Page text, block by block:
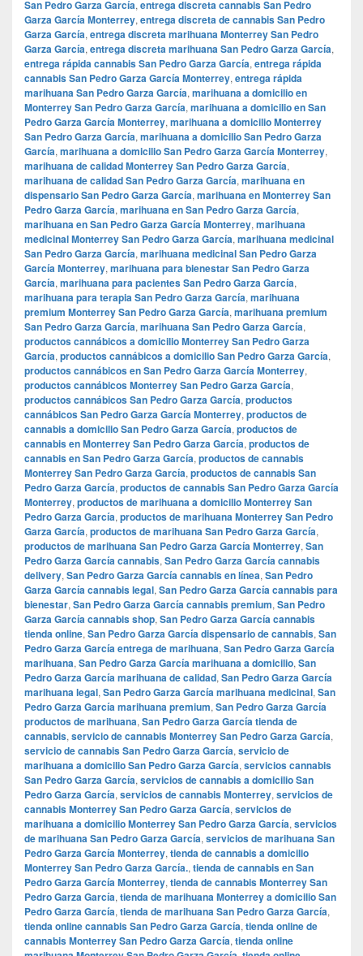
San Pedro Garza García, entrega discreta cannabis San Pedro
Garza García Monterrey, entrega discreta de cannabis San Pedro
Garza García, entrega discreta marihuana Monterrey San Pedro
Garza García, entrega discreta marihuana San Pedro Garza García,
entrega rápida cannabis San Pedro Garza García, entrega rápida
cannabis San Pedro Garza García Monterrey, entrega rápida
marihuana San Pedro Garza García, marihuana a domicilio en
Monterrey San Pedro Garza García, marihuana a domicilio en San
Pedro Garza García Monterrey, marihuana a domicilio Monterrey
San Pedro Garza García, marihuana a domicilio San Pedro Garza
García, marihuana a domicilio San Pedro Garza García Monterrey,
marihuana de calidad Monterrey San Pedro Garza García,
marihuana de calidad San Pedro Garza García, marihuana en
dispensario San Pedro Garza García, marihuana en Monterrey San
Pedro Garza García, marihuana en San Pedro Garza García,
marihuana en San Pedro Garza García Monterrey, marihuana
medicinal Monterrey San Pedro Garza García, marihuana medicinal
San Pedro Garza García, marihuana medicinal San Pedro Garza
García Monterrey, marihuana para bienestar San Pedro Garza
García, marihuana para pacientes San Pedro Garza García,
marihuana para terapia San Pedro Garza García, marihuana
premium Monterrey San Pedro Garza García, marihuana premium
San Pedro Garza García, marihuana San Pedro Garza García,
productos cannábicos a domicilio Monterrey San Pedro Garza
García, productos cannábicos a domicilio San Pedro Garza García,
productos cannábicos en San Pedro Garza García Monterrey,
productos cannábicos Monterrey San Pedro Garza García,
productos cannábicos San Pedro Garza García, productos
cannábicos San Pedro Garza García Monterrey, productos de
cannabis a domicilio San Pedro Garza García, productos de
cannabis en Monterrey San Pedro Garza García, productos de
cannabis en San Pedro Garza García, productos de cannabis
Monterrey San Pedro Garza García, productos de cannabis San
Pedro Garza García, productos de cannabis San Pedro Garza García
Monterrey, productos de marihuana a domicilio Monterrey San
Pedro Garza García, productos de marihuana Monterrey San Pedro
Garza García, productos de marihuana San Pedro Garza García,
productos de marihuana San Pedro Garza García Monterrey, San
Pedro Garza García cannabis, San Pedro Garza García cannabis
delivery, San Pedro Garza García cannabis en línea, San Pedro
Garza García cannabis legal, San Pedro Garza García cannabis para
bienestar, San Pedro Garza García cannabis premium, San Pedro
Garza García cannabis shop, San Pedro Garza García cannabis
tienda online, San Pedro Garza García dispensario de cannabis, San
Pedro Garza García entrega de marihuana, San Pedro Garza García
marihuana, San Pedro Garza García marihuana a domicilio, San
Pedro Garza García marihuana de calidad, San Pedro Garza García
marihuana legal, San Pedro Garza García marihuana medicinal, San
Pedro Garza García marihuana premium, San Pedro Garza García
productos de marihuana, San Pedro Garza García tienda de
cannabis, servicio de cannabis Monterrey San Pedro Garza García,
servicio de cannabis San Pedro Garza García, servicio de
marihuana a domicilio San Pedro Garza García, servicios cannabis
San Pedro Garza García, servicios de cannabis a domicilio San
Pedro Garza García, servicios de cannabis Monterrey, servicios de
cannabis Monterrey San Pedro Garza García, servicios de
marihuana a domicilio Monterrey San Pedro Garza García, servicios
de marihuana San Pedro Garza García, servicios de marihuana San
Pedro Garza García Monterrey, tienda de cannabis a domicilio
Monterrey San Pedro Garza García., tienda de cannabis en San
Pedro Garza García Monterrey, tienda de cannabis Monterrey San
Pedro Garza García, tienda de marihuana Monterrey a domicilio San
Pedro Garza García, tienda de marihuana San Pedro Garza García,
tienda online cannabis San Pedro Garza García, tienda online de
cannabis Monterrey San Pedro Garza García, tienda online